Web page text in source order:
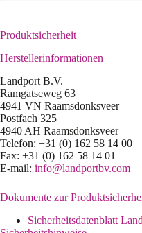
Produktsicherheit
Herstellerinformationen
Landport B.V.
Ramgatseweg 63
4941 VN Raamsdonksveer
Postfach 325
4940 AH Raamsdonksveer
Telefon: +31 (0) 162 58 14 00
Fax: +31 (0) 162 58 14 01
E-mail: info@landportbv.com
Dokumente zur
Sicherheitsdatenblatt